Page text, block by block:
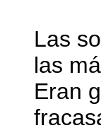
Las
las
Eran